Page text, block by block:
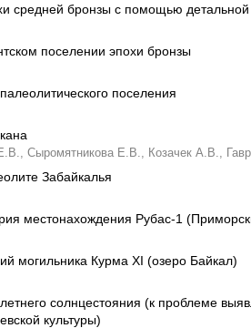
средней бронзы с помощью
поселении эпохи бронзы
поселения
Сыромятникова Е.В., Козачек А.В.,
Забайкалья
местонахождения Рубас-1
могильника Курма XI (озеро Байкал)
солнцестояния (к проблеме
культуры)